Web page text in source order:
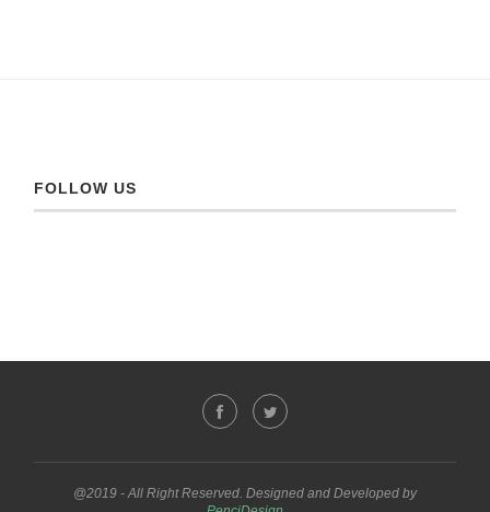
FOLLOW US
@2019 - All Right Reserved. Designed and Developed by